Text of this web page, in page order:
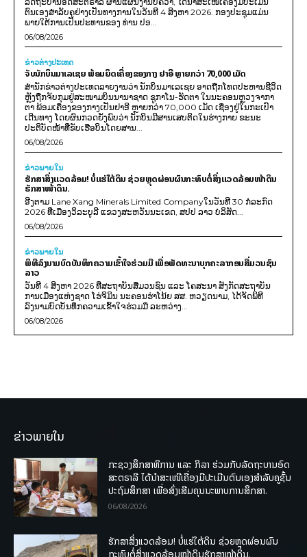
ຕົນເອງສຳລັບຄູຢ່າງເປັນທາງການໃນວັນທີ 4 ສິງຫາ 2026. ກອງປະຊຸມແມ່ນ
ພາຍໃຕ້ການເປັນປະທານຂອງ ທ່ານ ປອ...
06/08/2026
ຂ່າວຕ່າງປະເທດ
ຈັບນັກບິນມາເລເຊຍ ພ້ອມຍຶດເຄື່ອງຂອງກາງ ຢາອີ ຫຼາຍກວ່າ 70,000 ເມັດ
ສຳນັກຂ່າວຕ່າງປະເທດລາຍງານວ່າ ນັກບິນມາເລເຊຍ ອາດຖືກໂທດປະຫານຊີວິດ
ຫຼັງຖືກຈັບກຸມຢູ່ສະໜາມບິນນານາຊາດ ຊູກາໂນ-ຮັດຕາ ໃນນະຄອນຫຼວງຈາກາ
ຕາ ພ້ອມເຄື່ອງຂອງກາງເປັນຢາອີ ຫຼາຍກວ່າ 70,000 ເມັດ ເຊື່ອງຢູ່ໃນກະເປົາ
ເດີນທາງ ໂດຍຜົນກວດຍັງພົບວ່າ ນັກບິນມີສານເສບຕິດໃນຮ່າງກາຍ ຂະນະ
ປະຕິບັດໜ້າທີ່ຂັບເຮືອບິນໂດຍສານ...
06/08/2026
ຂ່າວພາຍ​ໃນ
ຮັກສາສິ່ງແວດລ້ອມ! ບໍ່ແຮ່ໃຕ້ດິນ ຊ່ວຍຫຼຸດຜ່ອນຜົນກະທົບຕໍ່ສິ່ງແວດລ້ອມໜ້າດິນ
ຮັກສາໜ້າດິນ.
ອີງຕາມ Lane Xang Minerals Limited Companyໃນວັນທີ 30 ກໍລະກົດ
2026 ທີ່ເມືອງວິລະບູລີ ແຂວງສະຫວັນນະເຂດ, ສປປ ລາວ ບໍລິສັດ...
06/08/2026
ຂ່າວພາຍ​ໃນ
ພິທີລົງນາມບົດບັນທຶກຄວາມເຂົ້າໃຈຮ່ວມມື ເພື່ອພັດທະນາບຸກຄະລາກອນສື່ມວນຊົນ
ລາວ
ວັນທີ 4 ສິງຫາ 2026 ທີ່ສະຖາບັນສື່ມວນຊົນ ແລະ ໂຄສະນາ ສັງກັດສະຖາບັນ
ການເມືອງແຫ່ງຊາດ ໂຮ່ຈິມິນ ນະຄອນຮ່າໂນ້ຍ ສສ. ຫວຽດນາມ, ໄດ້ຈັດພິທີ
ລົງນາມບົດບັນທຶກຄວາມເຂົ້າໃຈຮ່ວມມື ລະຫວ່າງ...
06/08/2026
ຂ່າວພາຍໃນ
ກະຊວງສຶກສາທິການ ແລະ ກິລາ ຮ່ວມກັບລັດຖະບານອົດ
ສະຕຣາລີ ໄດ້ນຳສະເໜີເຄື່ອງມືປະເມີນຕົນເອງສຳລັບຄູຊັ້ນ
ປະຖົມສຶກສາ ເພື່ອສົ່ງເສີມຄຸນນະພາບການສຶກສາ.
06/08/2026
ຮັກສາສິ່ງແວດລ້ອມ! ບໍ່ແຮ່ໃຕ້ດິນ ຊ່ວຍຫຼຸດຜ່ອນຜົນ
ກະທົບຕໍ່ສິ່ງແວດລ້ອມໜ້າດິນຮັກສາໜ້າດິນ.